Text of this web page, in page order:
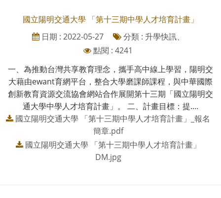
國立陽明交通大學 「第十三期中學人才培育計畫」
日期 : 2022-05-27
分類 : 升學快訊、
點閱 : 4241
一、為推動台灣共享教育理念，攜手高中線上學習，陽明交
大藉由ewant育網平台，整合大學磨課師課程，與中華國際
創新教育資源交流協會網站合作展開第十三期「國立陽明交
通大學中學人才培育計畫」。 二、計畫目標：提....
國立陽明交通大學 「第十三期中學人才培育計畫」_報名
簡章.pdf
國立陽明交通大學 「第十三期中學人才培育計畫」
DM.jpg